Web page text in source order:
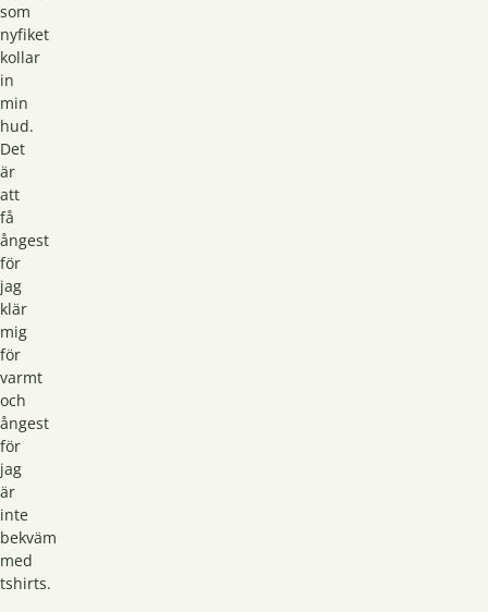
som
nyfiket
kollar
in
min
hud.
Det
är
att
få
ångest
för
jag
klär
mig
för
varmt
och
ångest
för
jag
är
inte
bekväm
med
tshirts.